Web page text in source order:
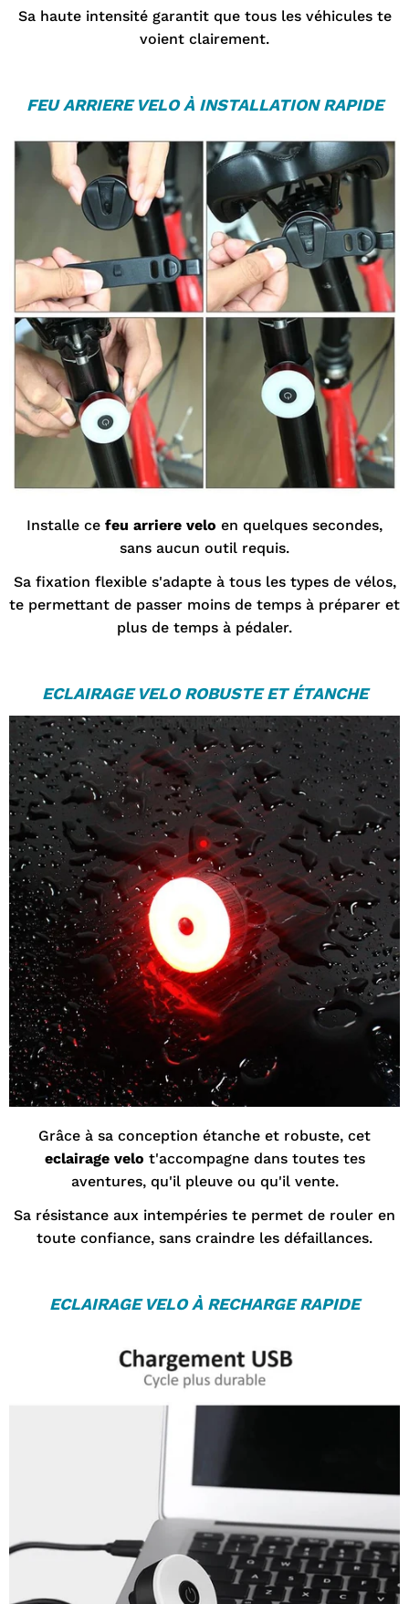
¡
Sa haute intensité garantit que tous les véhicules te
voient clairement.
FEU ARRIERE VELOÀ INSTALLATION RAPIDE
Installe ce feu arriere velo en quelques secondes,
sans aucun outil requis.
Sa fixation flexible s'adapte à tous les types de vélos,
te permettant de passer moins de temps à préparer et
plus de temps à pédaler.
ECLAIRAGE VELOROBUSTE ET ÉTANCHE
Grâce à sa conception étanche et robuste, cet
eclairage velo t'accompagne dans toutes tes
aventures, qu'il pleuve ou qu'il vente.
Sa résistance aux intempéries te permet de rouler en
toute confiance, sans craindre les défaillances.
ECLAIRAGE VELOÀ RECHARGE RAPIDE